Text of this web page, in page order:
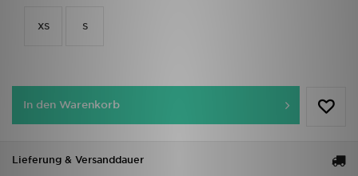
XS S
In den Warenkorb
Lieferung & Versanddauer